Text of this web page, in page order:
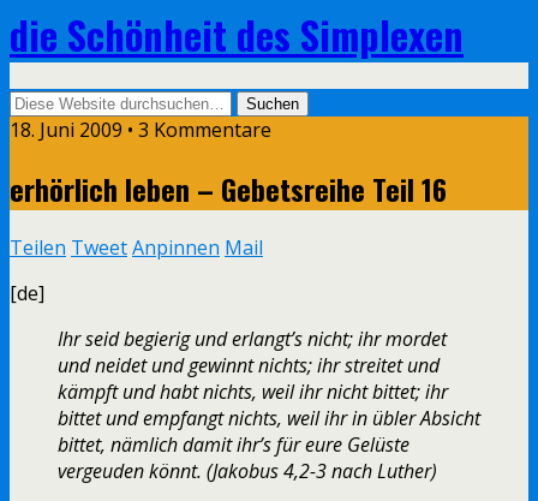
die Schönheit des Simplexen
18. Juni 2009 • 3 Kommentare
erhörlich leben – Gebetsreihe Teil 16
Teilen TweetAnpinnen Mail
[de]
Ihr seid begierig und erlangt’s nicht; ihr mordet
und neidet und gewinnt nichts; ihr streitet und
kämpft und habt nichts, weil ihr nicht bittet; ihr
bittet und empfangt nichts, weil ihr in übler Absicht
bittet, nämlich damit ihr’s für eure Gelüste
vergeuden könnt. (Jakobus 4,2-3 nach Luther)